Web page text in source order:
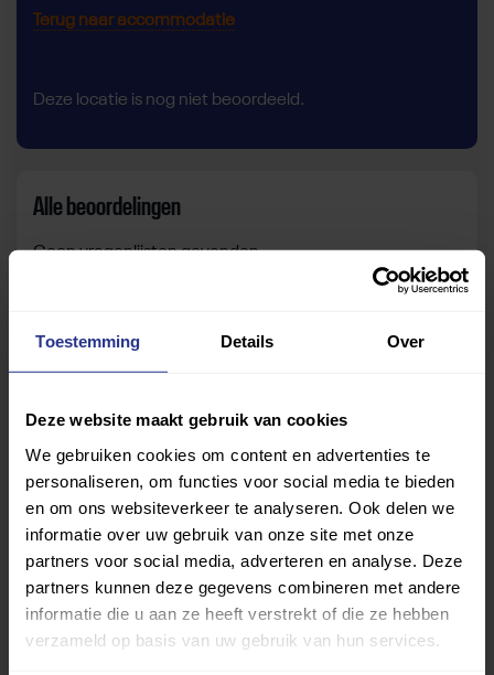
Toestemming Details Over
Deze website maakt gebruik van cookies
We gebruiken cookies om content en advertenties te
personaliseren, om functies voor social media te bieden
en om ons websiteverkeer te analyseren. Ook delen we
informatie over uw gebruik van onze site met onze
partners voor social media, adverteren en analyse. Deze
partners kunnen deze gegevens combineren met andere
informatie die u aan ze heeft verstrekt of die ze hebben
verzameld op basis van uw gebruik van hun services.
Terug naar accommodatie
Deze locatie is nog niet beoordeeld.
Alle beoordelingen
Geen vragenlijsten gevonden.
Inloggen